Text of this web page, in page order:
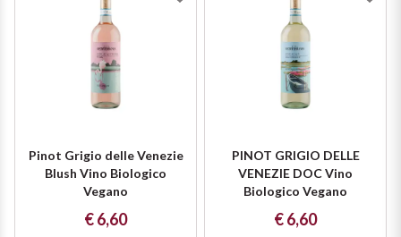
Trentino
Lucani Wines
Friulian Wines
Lazio Wines
Pinot Grigio delle Venezie
Blush Vino Biologico
Vegano
€ 6,60
PINOT GRIGIO DELLE
VENEZIE DOC Vino
Biologico Vegano
€ 6,60